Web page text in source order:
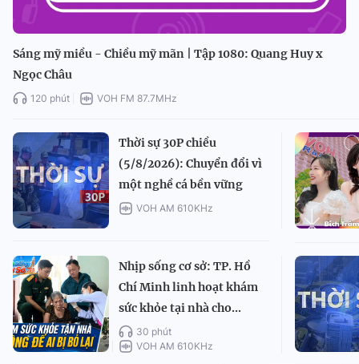
Sáng mỹ miều - Chiều mỹ mãn | Tập 1080: Quang Huy x
Ngọc Châu
120 phút VOH FM 87.7MHz
Thời sự 30P chiều
(5/8/2026): Chuyển đổi vì
một nghề cá bền vững
VOH AM 610KHz
Nhịp sống cơ sở: TP. Hồ
Chí Minh linh hoạt khám
sức khỏe tại nhà cho...
30 phút
VOH AM 610KHz